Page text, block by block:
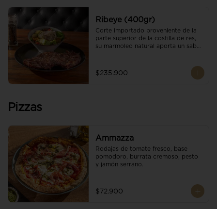
Ribeye (400gr)
Corte importado proveniente de la
parte superior de la costilla de res,
su marmoleo natural aporta un sabor
con cristales de sal y mantequilla de
ajo y pimientos. Acompañado de una
$235.900
Pizzas
Ammazza
Rodajas de tomate fresco, base
pomodoro, burrata cremoso, pesto
y jamón serrano.
$72.900